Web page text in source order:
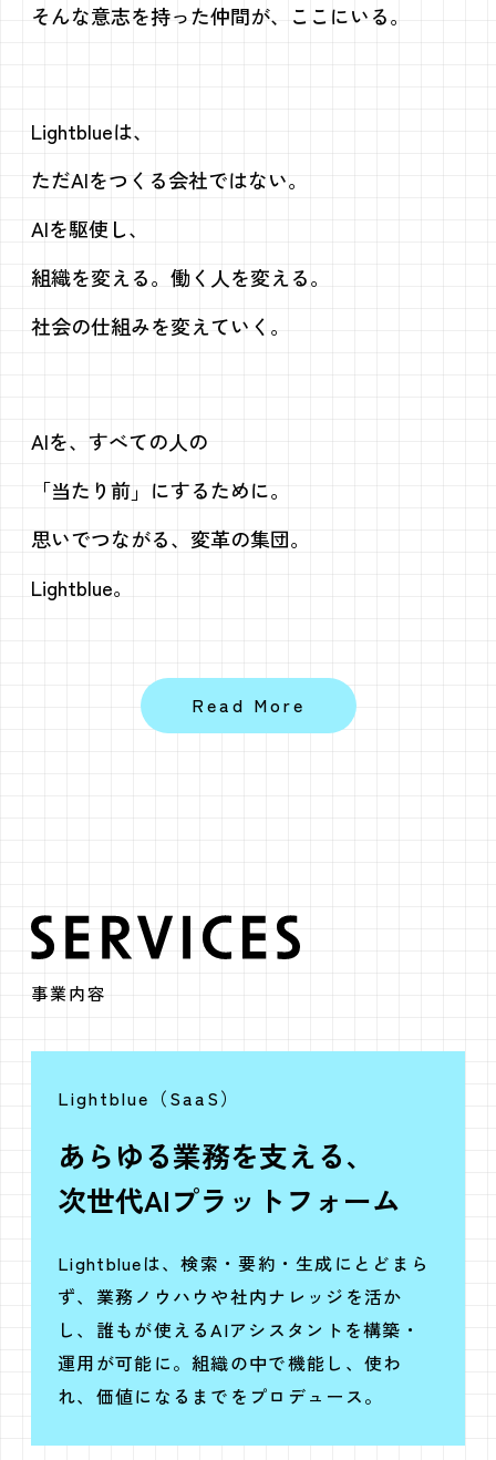
そんな意志を持った仲間が、 ここにいる。
Lightblueは、
ただAIをつくる会社ではない。
AIを駆使し、
組織を変える。働く人を変える。
社会の仕組みを変えていく。
AIを、すべての人の
「当たり前」にするために。
思いでつながる、変革の集団。
Lightblue。
Read More
SERVICES
事業内容
Lightblue（SaaS）
あらゆる業務を支える、
次世代AIプラットフォーム
Lightblueは、検索・要約・生成にとどまら
ず、業務ノウハウや社内ナレッジを活か
し、誰もが使えるAIアシスタントを構築・
運用が可能に。組織の中で機能し、使わ
れ、価値になるまでをプロデュース。